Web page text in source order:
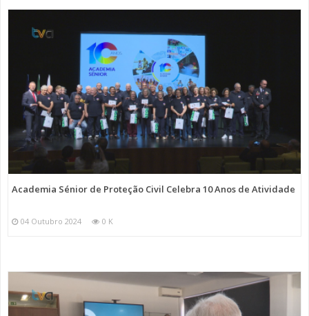
Academia Sénior de Proteção Civil Celebra 10 Anos de Atividade
04 Outubro 2024 0 K